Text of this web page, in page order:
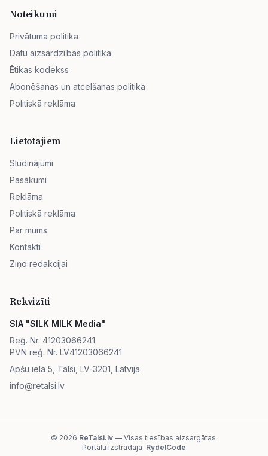
Noteikumi
Privātuma politika
Datu aizsardzības politika
Ētikas kodekss
Abonēšanas un atcelšanas politika
Politiskā reklāma
Lietotājiem
Sludinājumi
Pasākumi
Reklāma
Politiskā reklāma
Par mums
Kontakti
Ziņo redakcijai
Rekvizīti
SIA "SILK MILK Media"
Reģ. Nr. 41203066241
PVN reģ. Nr. LV41203066241
Apšu iela 5, Talsi, LV-3201, Latvija
info@retalsi.lv
© 2026 ReTalsi.lv— Visas tiesības aizsargātas.
Portālu izstrādāja RydelCode